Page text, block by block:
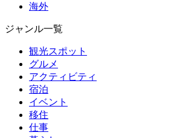
海外
ジャンル一覧
観光スポット
グルメ
アクティビティ
宿泊
イベント
移住
仕事